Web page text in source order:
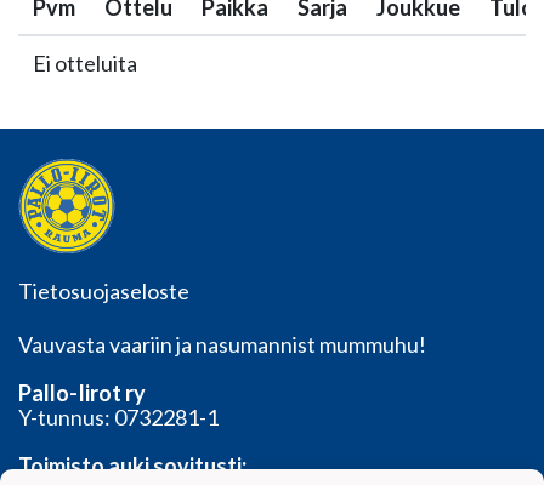
Pvm Ottelu Paikka Sarja Joukkue Tulos
Ei otteluita
Tietosuojaseloste
Vauvasta vaariin ja nasumannist mummuhu!
Pallo-Iirot ry
Y-tunnus: 0732281-1
Toimisto auki sovitusti: